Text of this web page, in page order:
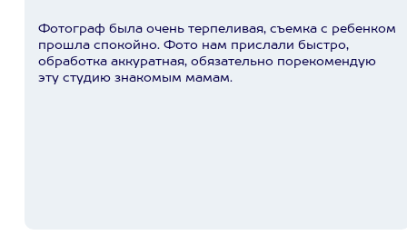
Фотограф была очень терпеливая, съемка с ребенком
прошла спокойно. Фото нам прислали быстро,
обработка аккуратная, обязательно порекомендую
эту студию знакомым мамам.